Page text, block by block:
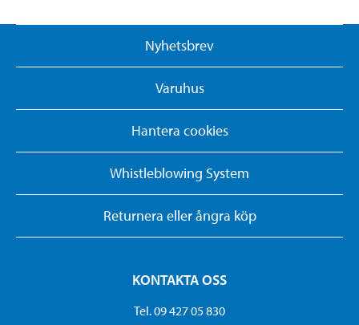
Nyhetsbrev
Varuhus
Hantera cookies
Whistleblowing System
Returnera eller ångra köp
KONTAKTA OSS
Tel. 09 427 05 830